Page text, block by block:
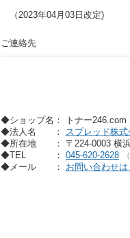
（2023年04月03日改定)
ご連絡先
◆ショップ名： トナー
◆法人名
：
スプレッド株式
◆所在地
： 〒224-0003 横
◆TEL
： 045-620-2628
（
◆メール
： お問い合わせ